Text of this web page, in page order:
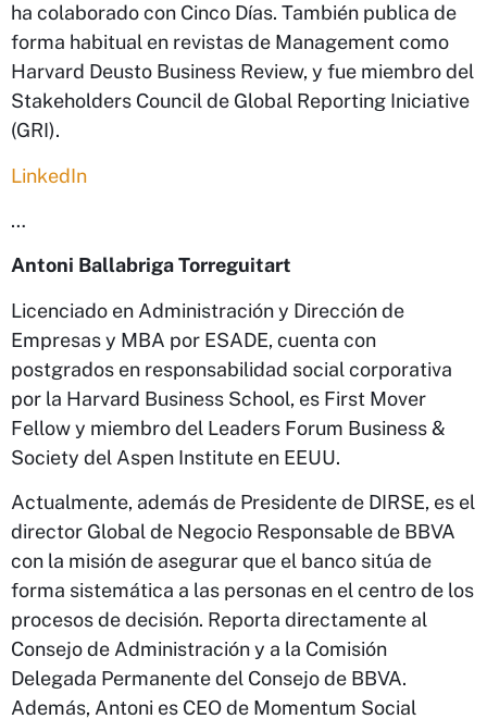
ha colaborado con Cinco Días. También publica de
forma habitual en revistas de Management como
Harvard Deusto Business Review, y fue miembro del
Stakeholders Council de Global Reporting Iniciative
(GRI).
LinkedIn
…
Antoni Ballabriga Torreguitart
Licenciado en Administración y Dirección de
Empresas y MBA por ESADE, cuenta con
postgrados en responsabilidad social corporativa
por la Harvard Business School, es First Mover
Fellow y miembro del Leaders Forum Business &
Society del Aspen Institute en EEUU.
Actualmente, además de Presidente de DIRSE, es el
director Global de Negocio Responsable de BBVA
con la misión de asegurar que el banco sitúa de
forma sistemática a las personas en el centro de los
procesos de decisión. Reporta directamente al
Consejo de Administración y a la Comisión
Delegada Permanente del Consejo de BBVA.
Además, Antoni es CEO de Momentum Social